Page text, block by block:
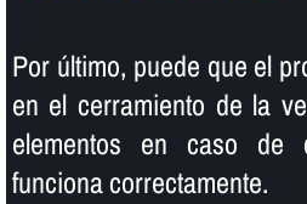
Por último, puede que el
en el cerramiento de la
elementos en caso de
funciona correctamente.